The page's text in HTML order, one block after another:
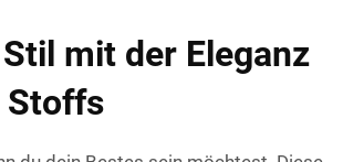
mit der Eleganz
Stoffs